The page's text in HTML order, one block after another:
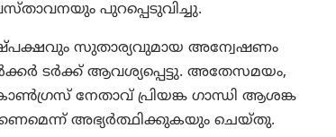
പുറപ്പെടുവിച്ചു.
സുതാര്യവുമായ അന്വേഷണം
ടർക്ക് ആവശ്യപ്പെട്ടു. അതേസമയം,
നേതാവ് പ്രിയങ്ക ഗാന്ധി ആശങ്ക
അഭ്യർത്ഥിക്കുകയും ചെയ്തു.